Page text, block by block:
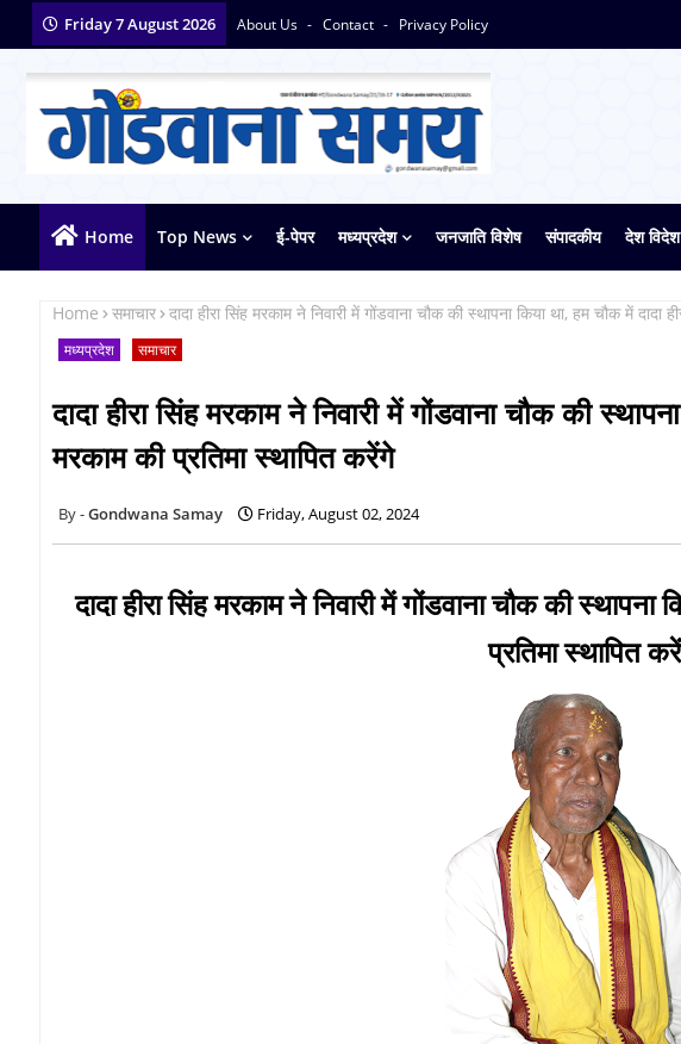
Friday 7 August 2026 About Us Contact Privacy Policy
Home Top News ई-पेपर मध्यप्रदेश जनजाति विशेष संपादकीय देश विदेश
Home समाचार दादा हीरा सिंह मरकाम ने निवारी में गोंडवाना चौक की स्थापना किया था, हम चौक में दादा
मध्यप्रदेश समाचार
दादा हीरा सिंह मरकाम ने निवारी में गोंडवाना चौक की
मरकाम की प्रतिमा स्थापित करेंगे
Gondwana Samay Friday, August 02, 2024
दादा हीरा सिंह मरकाम ने निवारी में गोंडवाना चौक की
प्रतिमा स्थापित